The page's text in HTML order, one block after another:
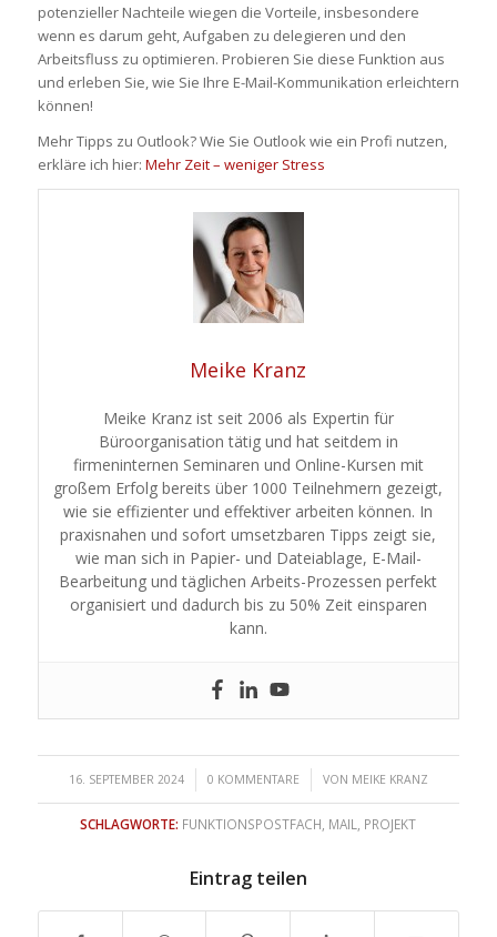
potenzieller Nachteile wiegen die Vorteile, insbesondere
wenn es darum geht, Aufgaben zu delegieren und den
Arbeitsfluss zu optimieren. Probieren Sie diese Funktion aus
und erleben Sie, wie Sie Ihre E-Mail-Kommunikation erleichtern
können!
Mehr Tipps zu Outlook? Wie Sie Outlook wie ein Profi nutzen,
erkläre ich hier: Mehr Zeit – weniger Stress
Meike Kranz
Meike Kranz ist seit 2006 als Expertin für
Büroorganisation tätig und hat seitdem in
firmeninternen Seminaren und Online-Kursen mit
großem Erfolg bereits über 1000 Teilnehmern gezeigt,
wie sie effizienter und effektiver arbeiten können. In
praxisnahen und sofort umsetzbaren Tipps zeigt sie,
wie man sich in Papier- und Dateiablage, E-Mail-
Bearbeitung und täglichen Arbeits-Prozessen perfekt
organisiert und dadurch bis zu 50% Zeit einsparen
kann.
16. SEPTEMBER 2024
/ 0 KOMMENTARE
/ VON MEIKE KRANZ
SCHLAGWORTE: FUNKTIONSPOSTFACH MAIL PROJEKT
Eintrag teilen